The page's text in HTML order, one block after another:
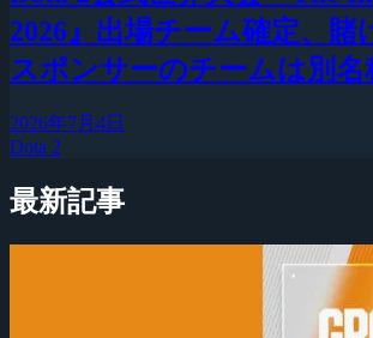
2026』出場チーム確定、賭
スポンサーのチームは別名
2026年7月4日
Dota 2
最新記事